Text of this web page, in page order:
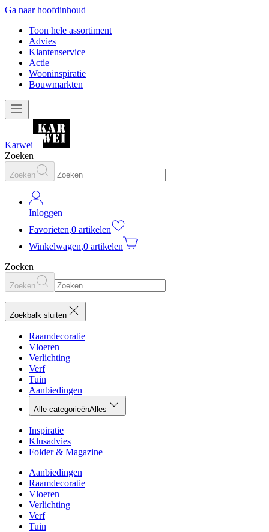
Ga naar hoofdinhoud
Toon hele assortiment
Advies
Klantenservice
Actie
Wooninspiratie
Bouwmarkten
Karwei
Zoeken
Zoeken
Inloggen
Favorieten,0 artikelen
Winkelwagen,0 artikelen
Zoeken
Zoeken
Zoekbalk sluiten
Raamdecoratie
Vloeren
Verlichting
Verf
Tuin
Aanbiedingen
Alle categorieënAlles
Inspiratie
Klusadvies
Folder & Magazine
Aanbiedingen
Raamdecoratie
Vloeren
Verlichting
Verf
Tuin